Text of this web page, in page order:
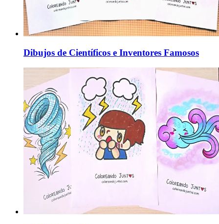
Dibujos de Científicos e Inventores Famosos